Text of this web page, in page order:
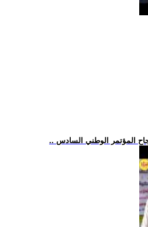
المؤتمر الوطني السادس